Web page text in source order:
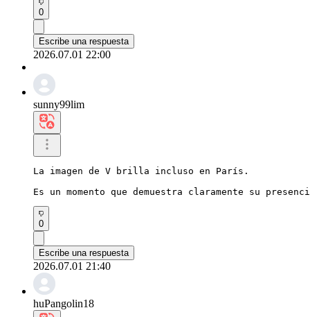
0
Escribe una respuesta
2026.07.01 22:00
sunny99lim
La imagen de V brilla incluso en París.
Es un momento que demuestra claramente su
0
Escribe una respuesta
2026.07.01 21:40
huPangolin18